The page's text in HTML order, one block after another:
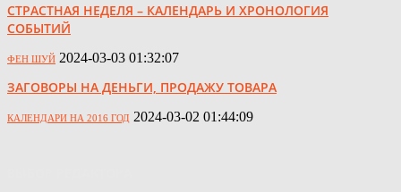
СТРАСТНАЯ НЕДЕЛЯ – КАЛЕНДАРЬ И ХРОНОЛОГИЯ
СОБЫТИЙ
ФЕН ШУЙ 2024-03-03 01:32:07
ЗАГОВОРЫ НА ДЕНЬГИ, ПРОДАЖУ ТОВАРА
КАЛЕНДАРИ НА 2016 ГОД 2024-03-02 01:44:09